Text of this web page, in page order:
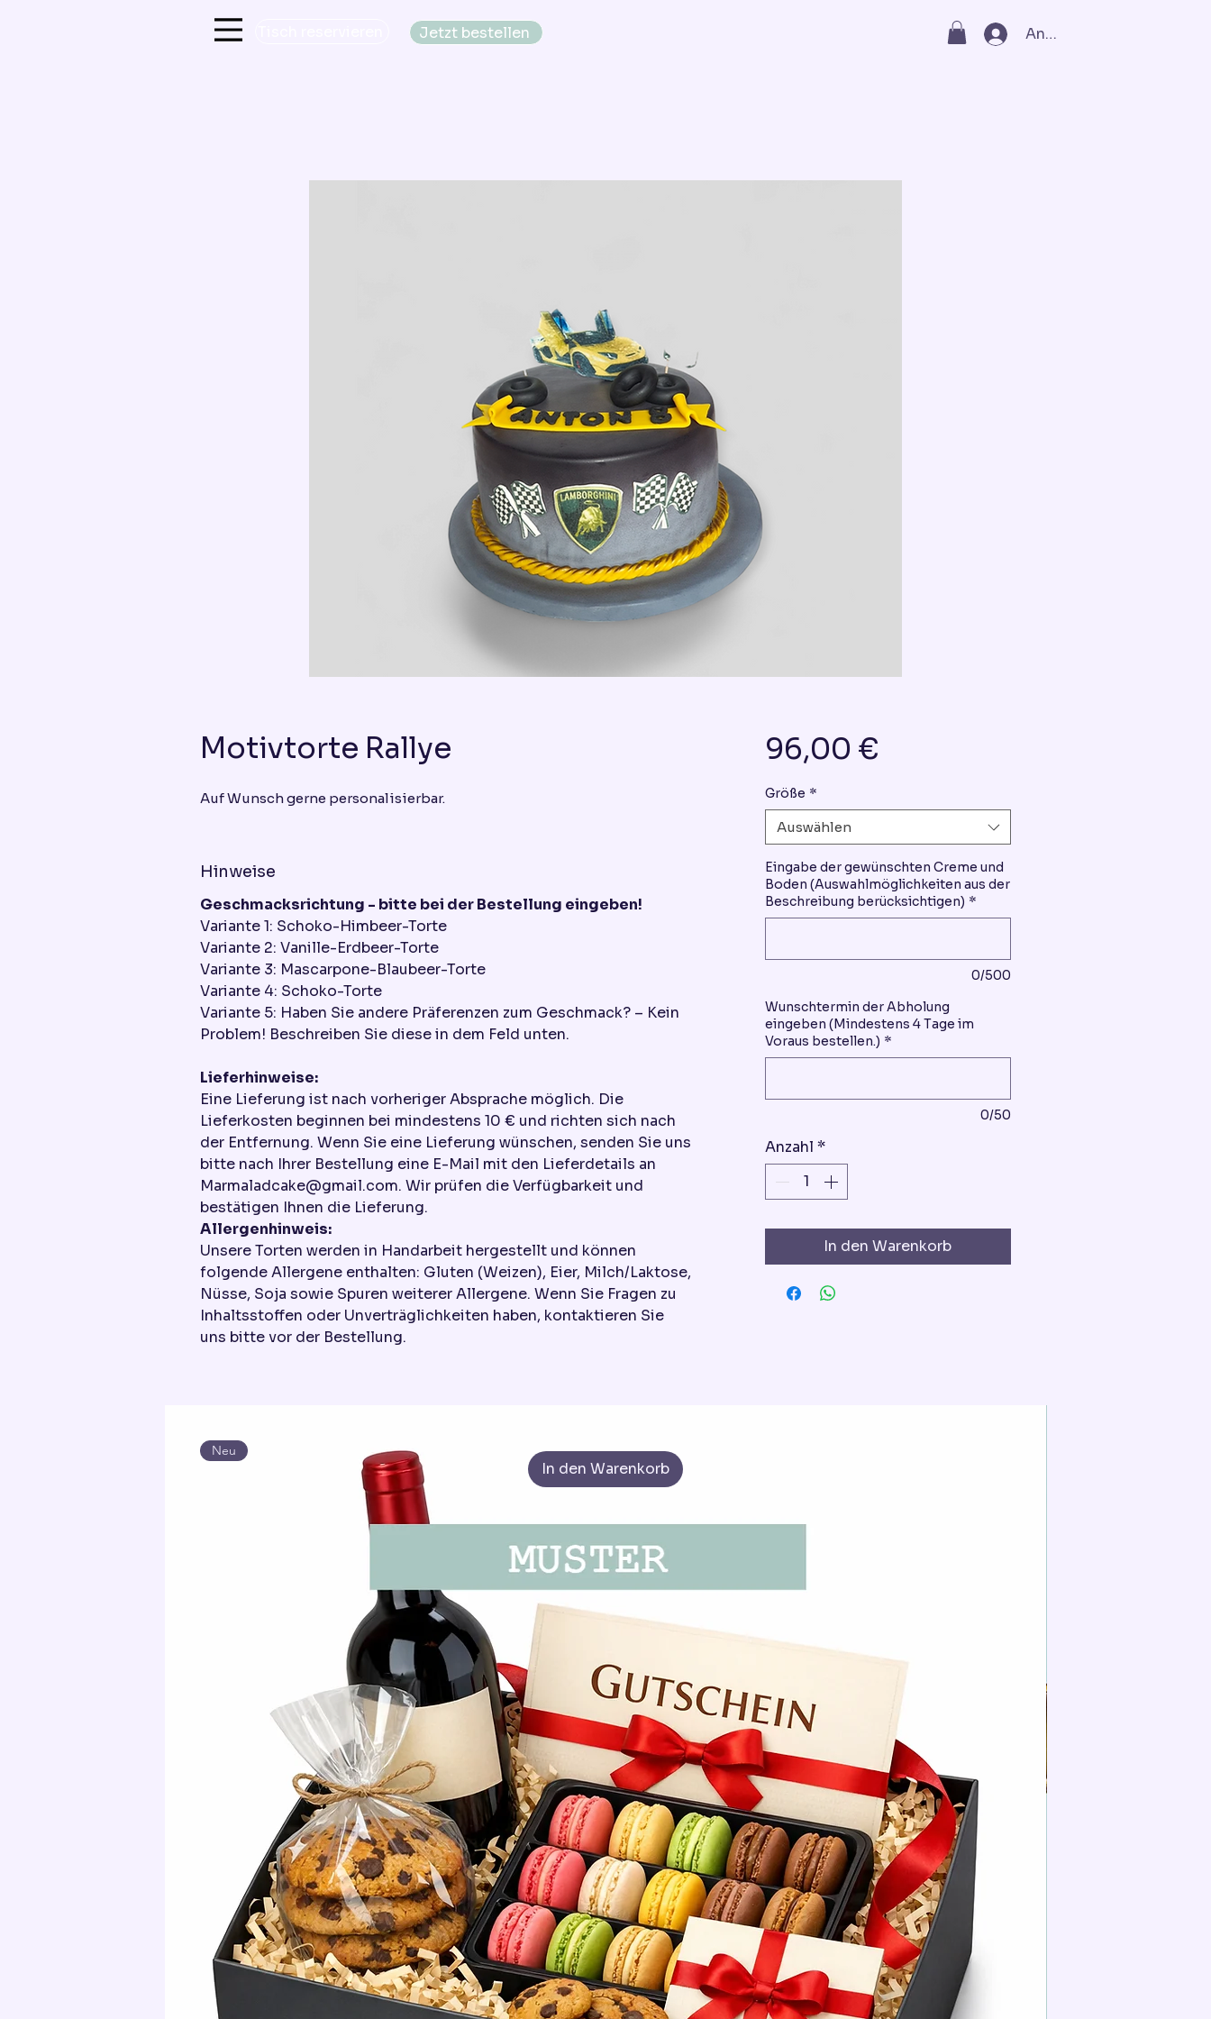
Jetzt bestellen Anmelden
Motivtorte Rallye
Auf Wunsch gerne personalisierbar.
Hinweise
Geschmacksrichtung - bitte bei der Bestellung eingeben!
Variante 1: Schoko-Himbeer-Torte
Variante 2: Vanille-Erdbeer-Torte
Variante 3: Mascarpone-Blaubeer-Torte
Variante 4: Schoko-Torte
Variante 5: Haben Sie andere Präferenzen zum Geschmack? – Kein
Problem! Beschreiben Sie diese in dem Feld unten.
Lieferhinweise:
Eine Lieferung ist nach vorheriger Absprache möglich. Die
Lieferkosten beginnen bei mindestens 10 € und richten sich nach
der Entfernung. Wenn Sie eine Lieferung wünschen, senden Sie uns
bitte nach Ihrer Bestellung eine E-Mail mit den Lieferdetails an
Marmaladcake@gmail.com. Wir prüfen die Verfügbarkeit und
bestätigen Ihnen die Lieferung.
Allergenhinweis:
Unsere Torten werden in Handarbeit hergestellt und können
folgende Allergene enthalten: Gluten (Weizen), Eier, Milch/Laktose,
Nüsse, Soja sowie Spuren weiterer Allergene. Wenn Sie Fragen zu
Inhaltsstoffen oder Unverträglichkeiten haben, kontaktieren Sie
uns bitte vor der Bestellung.
96,00 €Preis
Größe *
Auswählen
Eingabe der gewünschten Creme und
Boden (Auswahlmöglichkeiten aus der
Beschreibung berücksichtigen) *
0/500
Wunschtermin der Abholung
eingeben (Mindestens 4 Tage im
Voraus bestellen.) *
0/50
Anzahl *
In den Warenkorb
In den Warenkorb
Neu